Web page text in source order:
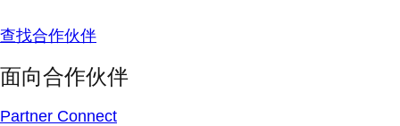
查找合作伙伴
面向合作伙伴
Partner Connect